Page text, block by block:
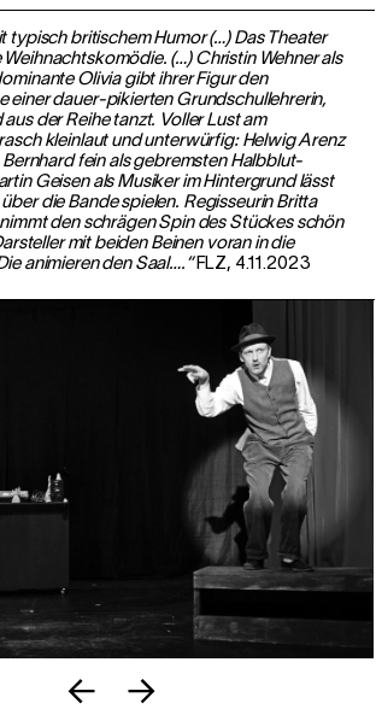
typisch britischem Humor (…) Das Theater
(…) Christin Wehner als
Olivia gibt ihrer Figur den
einer dauer-pikierten Grundschullehrerin,
der Reihe tanzt. Voller Lust am
kleinlaut und unterwürfig: Helwig Arenz
fein als gebremsten Halbblut-
Geisen als Musiker im Hintergrund lässt
die Bande spielen. Regisseurin Britta
den schrägen Spin des Stückes schön
mit beiden Beinen voran in die
animieren den Saal….“ FLZ, 4.11.2023